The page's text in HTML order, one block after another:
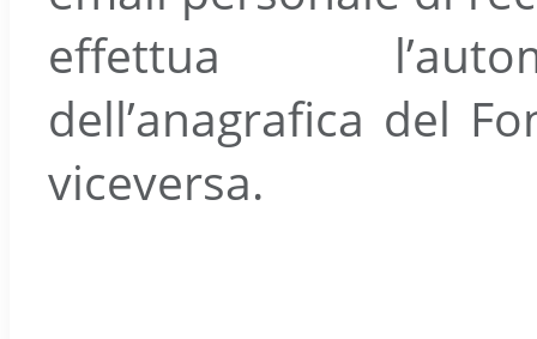
effettua
dell’anagrafica del
viceversa.